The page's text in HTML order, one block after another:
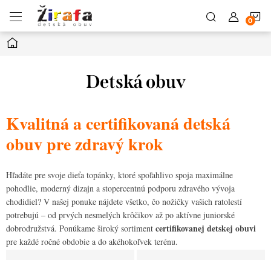
obsah
Domov
Detská obuv
Kvalitná a certifikovaná detská
obuv pre zdravý krok
Hľadáte pre svoje dieťa topánky, ktoré spoľahlivo spoja maximálne
pohodlie, moderný dizajn a stopercentnú podporu zdravého vývoja
chodidiel? V našej ponuke nájdete všetko, čo nožičky vašich ratolestí
potrebujú – od prvých nesmelých krôčikov až po aktívne juniorské
dobrodružstvá. Ponúkame široký sortiment certifikovanej detskej obuvi
pre každé ročné obdobie a do akéhokoľvek terénu.